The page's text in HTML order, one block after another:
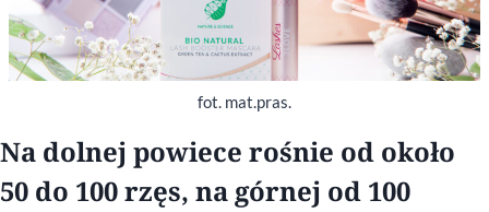
fot. mat.pras.
Na dolnej powiece rośnie od około
50 do 100 rzęs, na górnej od 100